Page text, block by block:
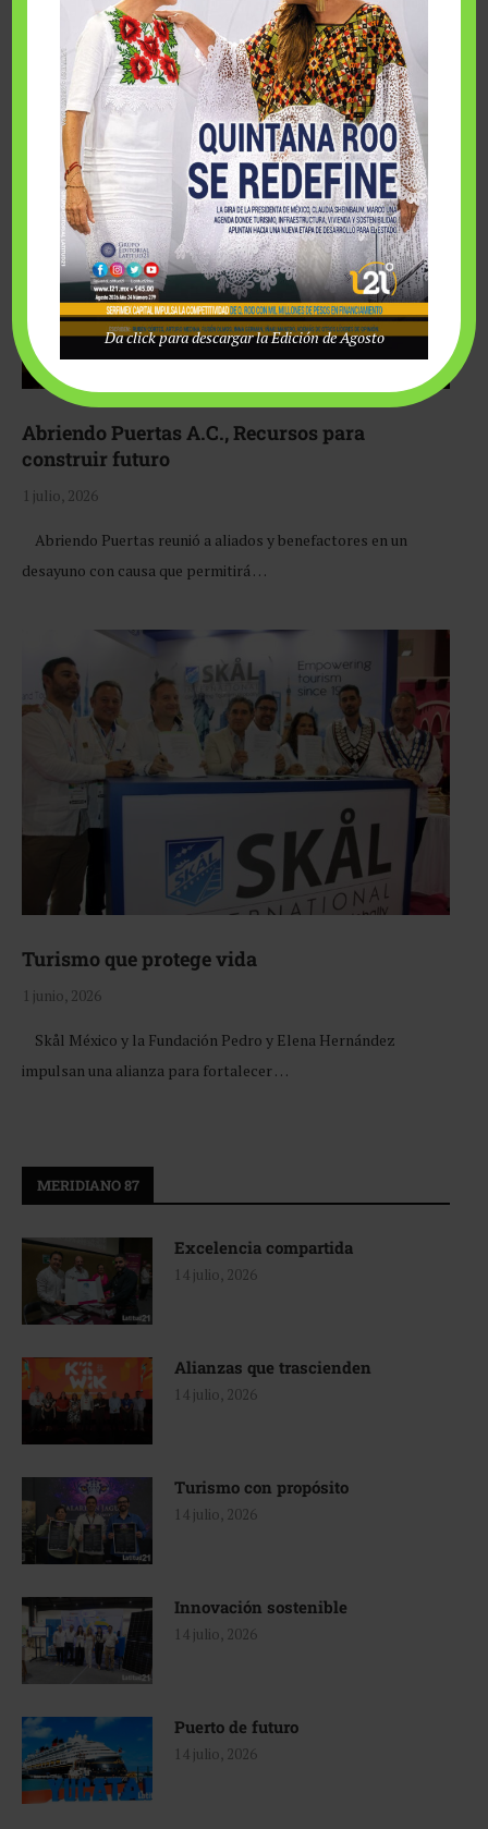
Fairmont Mayakoba y Make-A-Wish México unieron
esfuerzos para hacer realidad el deseo de una …
Abriendo Puertas A.C., Recursos para
construir futuro
1 julio, 2026
Abriendo Puertas reunió a aliados y benefactores en un
desayuno con causa que permitirá …
Turismo que protege vida
1 junio, 2026
Skål México y la Fundación Pedro y Elena Hernández
impulsan una alianza para fortalecer …
MERIDIANO 87
Excelencia compartida
14 julio, 2026
Alianzas que trascienden
14 julio, 2026
Turismo con propósito
14 julio, 2026
Innovación sostenible
14 julio, 2026
Puerto de futuro
14 julio, 2026
Da click para descargar la Edición de Agosto